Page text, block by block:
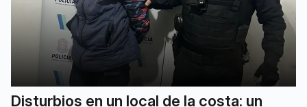
Disturbios en un local de la costa: un